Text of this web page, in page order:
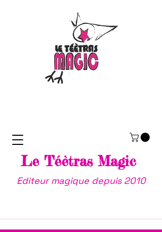
Le Téètras Magic
Editeur magique depuis 2010